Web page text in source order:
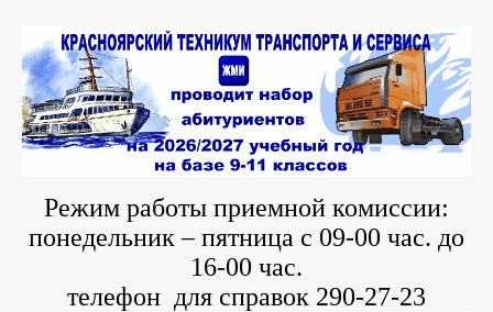
Режим работы приемной комиссии:
понедельник – пятница с 09-00 час. до
16-00 час.
телефон для справок 290-27-23